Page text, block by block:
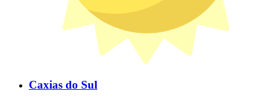
Caxias do Sul